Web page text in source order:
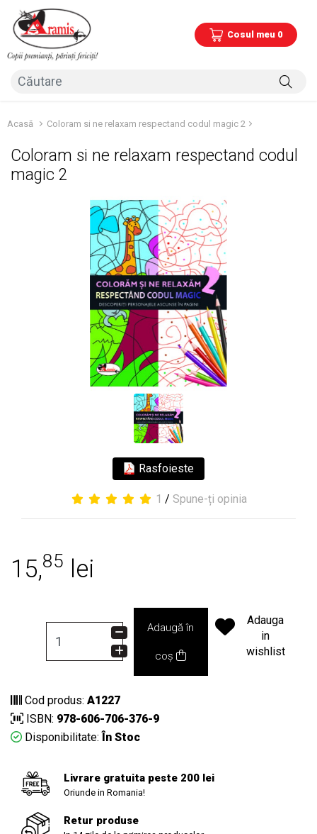
Cosul meu 0
Acasă Coloram si ne relaxam respectand codul magic 2
Coloram si ne relaxam respectand codul
magic 2
Rasfoieste
1 / Spune-ți opinia
15,85 lei
Adaugă în
coș
Adauga
in
wishlist
Cod produs: A1227
ISBN: 978-606-706-376-9
Disponibilitate: În Stoc
Livrare gratuita peste 200 lei
Oriunde in Romania!
Retur produse